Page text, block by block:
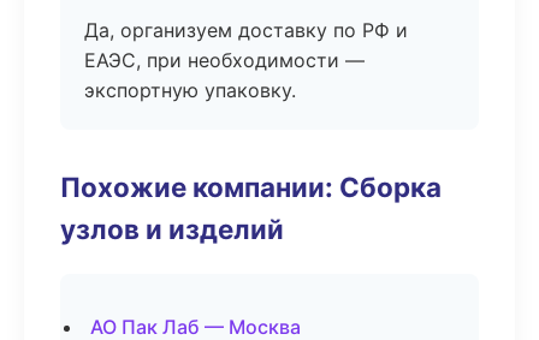
Да, организуем доставку по РФ и
ЕАЭС, при необходимости —
экспортную упаковку.
Похожие компании: Сборка
узлов и изделий
АО Пак Лаб — Москва